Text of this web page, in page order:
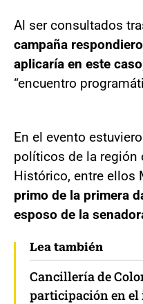
Al ser consultados
campaña
aplicaría en este
“encuentro
En el evento
políticos de la región
Histórico, entre ellos
primo de la primera
esposo de la
Lea también
Cancillería de
participación en